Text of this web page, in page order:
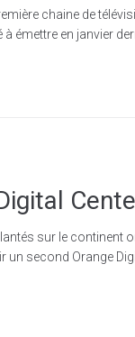
chaine de
émettre en janvier
sur le continent
second Orange